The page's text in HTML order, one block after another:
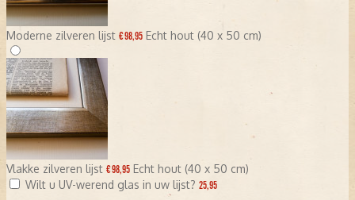
Moderne zilveren lijst € 98,95 Echt hout (40 x 50 cm)
Vlakke zilveren lijst € 98,95 Echt hout (40 x 50 cm)
Wilt u UV-werend glas in uw lijst? 25,95